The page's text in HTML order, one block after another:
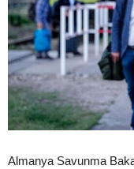
Almanya Savunma